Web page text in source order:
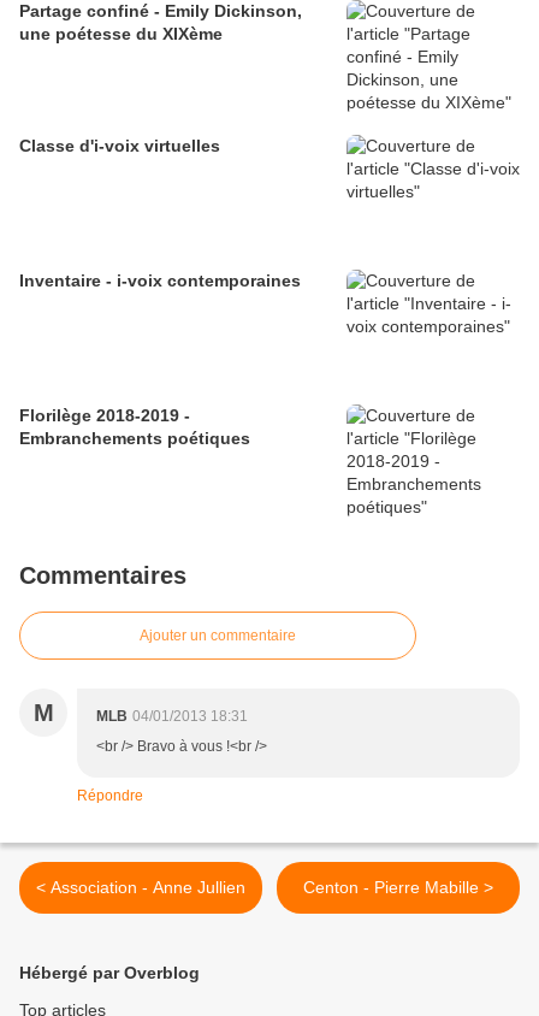
Partage confiné - Emily Dickinson,
une poétesse du XIXème
Classe d'i-voix virtuelles
Inventaire - i-voix contemporaines
Florilège 2018-2019 -
Embranchements poétiques
Commentaires
Ajouter un commentaire
M MLB 04/01/2013 18:31
<br /> Bravo à vous !<br />
Répondre
< Association - Anne Jullien Centon - Pierre Mabille >
Hébergé par Overblog
Top articles